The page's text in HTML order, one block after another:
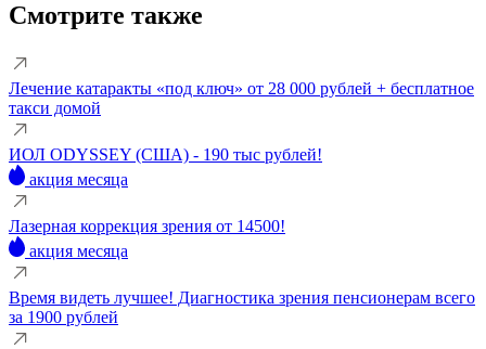
Смотрите также
Лечение катаракты «под ключ» от 28 000 рублей + бесплатное
такси домой
ИОЛ ODYSSEY (США) - 190 тыс рублей!
акция месяца
Лазерная коррекция зрения от 14500!
акция месяца
Время видеть лучшее! Диагностика зрения пенсионерам всего
за 1900 рублей